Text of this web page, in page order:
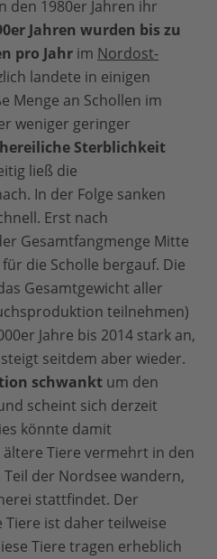
den 1980er Jahren ihr
Jahren wurden bis zu
pro Jahr im Nordost-
landete in einigen
Menge an Schollen im
weniger geringer
Sterblichkeit
ließ die
In der Folge sanken
Erst nach
Gesamtfangmenge Mitte
die Scholle bergauf. Die
Gesamtgewicht aller
teilnehmen)
Jahre bis 2014 stark an,
seitdem aber wieder.
schwankt um den
scheint sich derzeit
könnte damit
Tiere vermehrt in den
der Nordsee wandern,
stattfindet. Der
ist daher teilweise
Tiere tragen erheblich